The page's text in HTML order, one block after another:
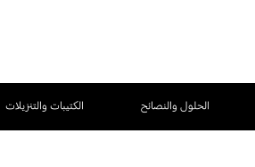
الحلول والنصائح الكتيبات والتنزيلات